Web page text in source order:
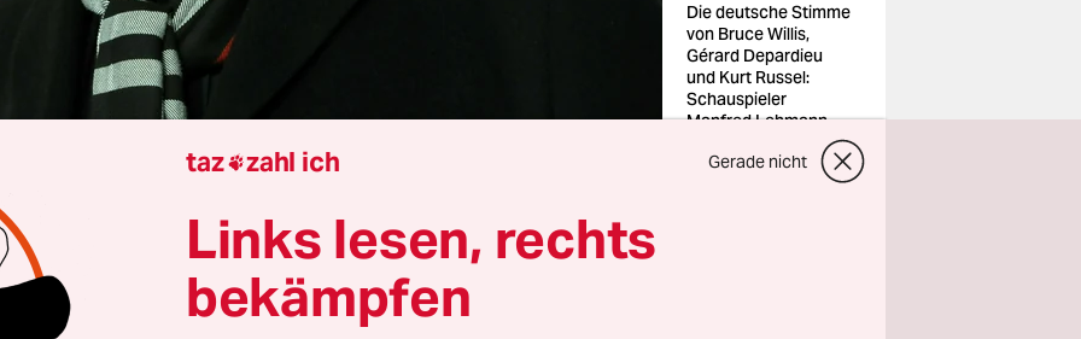
Die deutsche Stimme
von Bruce Willis,
Gérard Depardieu
und Kurt Russel:
Schauspieler
Manfred Lehmann
Pedersen/dpa
Jonas Kähler
taz zahl ich Gerade nicht
Links lesen, rechts
bekämpfen